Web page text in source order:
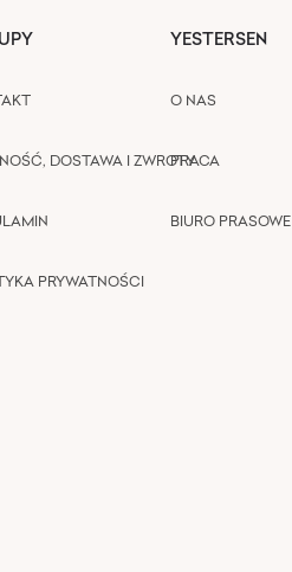
DOSTAWA I ZWROTY
PRYWATNOŚCI
YESTERSEN
O NAS
PRACA
BIURO PRASOWE